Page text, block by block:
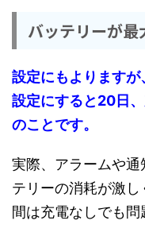
バッテリーが
設定にもよりますが
設定にすると20日
のことです。
実際、アラームや
テリーの消耗が激
間は充電なしでも問